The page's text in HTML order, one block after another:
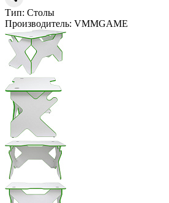
Тип: Столы
Производитель: VMMGAME